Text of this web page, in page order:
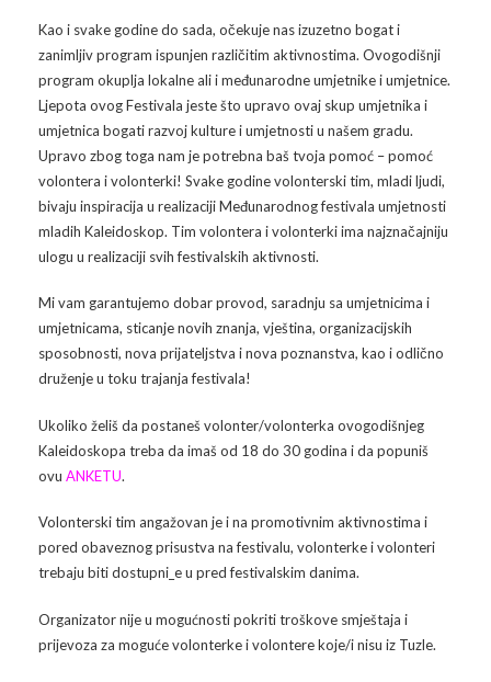
Video 2011
Video 2013
Video 2014
Video 2015
Video 2017
Video 2018
Galerija 2010
Galerija 2011
Galerija 2012
Galerija 2013
Galerija 2014
Galerija 2016
Galerija 2017
Galerija 2018
Galerija 2019
Galerija 2022
Galerija 2023
Galerija 2024
Arhiva
Kontakt
Kao i svake godine do sada, očekuje nas izuzetno bogat i
zanimljiv program ispunjen različitim aktivnostima. Ovogodišnji
program okuplja lokalne ali i međunarodne umjetnike i umjetnice.
Ljepota ovog Festivala jeste što upravo ovaj skup umjetnika i
umjetnica bogati razvoj kulture i umjetnosti u našem gradu.
Upravo zbog toga nam je potrebna baš tvoja pomoć – pomoć
volontera i volonterki! Svake godine volonterski tim, mladi ljudi,
bivaju inspiracija u realizaciji Međunarodnog festivala umjetnosti
mladih Kaleidoskop. Tim volontera i volonterki ima najznačajniju
ulogu u realizaciji svih festivalskih aktivnosti.
Mi vam garantujemo dobar provod, saradnju sa umjetnicima i
umjetnicama, sticanje novih znanja, vještina, organizacijskih
sposobnosti, nova prijateljstva i nova poznanstva, kao i odlično
druženje u toku trajanja festivala!
Ukoliko želiš da postaneš volonter/volonterka ovogodišnjeg
Kaleidoskopa treba da imaš od 18 do 30 godina i da popuniš
ovu ANKETU.
Volonterski tim angažovan je i na promotivnim aktivnostima i
pored obaveznog prisustva na festivalu, volonterke i volonteri
trebaju biti dostupni_e u pred festivalskim danima.
Organizator nije u mogućnosti pokriti troškove smještaja i
prijevoza za moguće volonterke i volontere koje/i nisu iz Tuzle.